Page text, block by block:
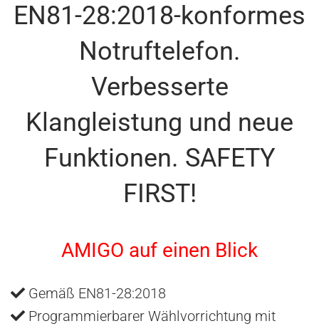
EN81-28:2018-konformes
Notruftelefon.
Verbesserte
Klangleistung und neue
Funktionen. SAFETY
FIRST!
AMIGO auf einen Blick
Gemäß EN81-28:2018
Programmierbarer Wählvorrichtung mit